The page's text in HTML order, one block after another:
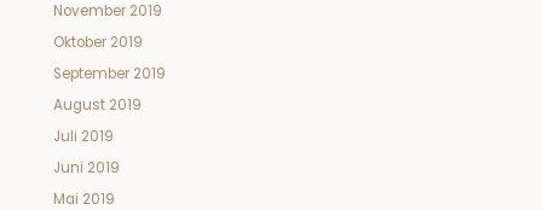
November 2019
Oktober 2019
September 2019
August 2019
Juli 2019
Juni 2019
Mai 2019